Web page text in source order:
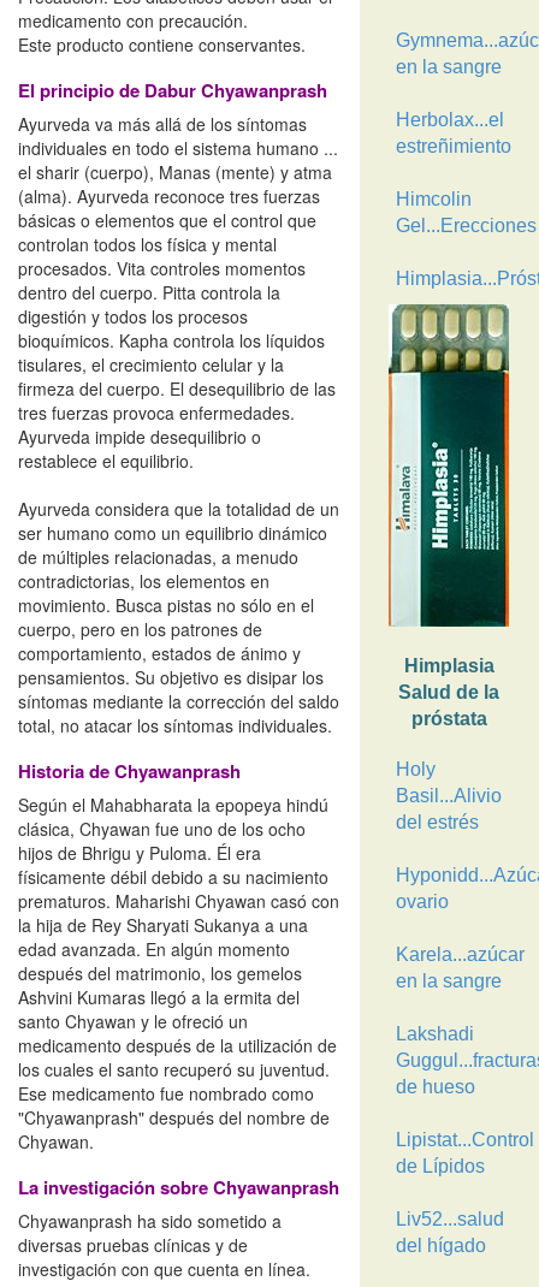
medicamento con precaución.
Este producto contiene conservantes.
El principio de Dabur Chyawanprash
Ayurveda va más allá de los síntomas
individuales en todo el sistema humano ...
el sharir (cuerpo), Manas (mente) y atma
(alma). Ayurveda reconoce tres fuerzas
básicas o elementos que el control que
controlan todos los física y mental
procesados. Vita controles momentos
dentro del cuerpo. Pitta controla la
digestión y todos los procesos
bioquímicos. Kapha controla los líquidos
tisulares, el crecimiento celular y la
firmeza del cuerpo. El desequilibrio de las
tres fuerzas provoca enfermedades.
Ayurveda impide desequilibrio o
restablece el equilibrio.
Ayurveda considera que la totalidad de un
ser humano como un equilibrio dinámico
de múltiples relacionadas, a menudo
contradictorias, los elementos en
movimiento. Busca pistas no sólo en el
cuerpo, pero en los patrones de
comportamiento, estados de ánimo y
pensamientos. Su objetivo es disipar los
síntomas mediante la corrección del saldo
total, no atacar los síntomas individuales.
Historia de Chyawanprash
Según el Mahabharata la epopeya hindú
clásica, Chyawan fue uno de los ocho
hijos de Bhrigu y Puloma. Él era
físicamente débil debido a su nacimiento
prematuros. Maharishi Chyawan casó con
la hija de Rey Sharyati Sukanya a una
edad avanzada. En algún momento
después del matrimonio, los gemelos
Ashvini Kumaras llegó a la ermita del
santo Chyawan y le ofreció un
medicamento después de la utilización de
los cuales el santo recuperó su juventud.
Ese medicamento fue nombrado como
"Chyawanprash" después del nombre de
Chyawan.
La investigación sobre Chyawanprash
Chyawanprash ha sido sometido a
diversas pruebas clínicas y de
investigación con que cuenta en línea.
en la sangre
Herbolax...el
estreñimiento
Himcolin
Gel...Erecciones
Himplasia
Salud de la
próstata
Holy
Basil...Alivio
del estrés
ovario
Karela...azúcar
en la sangre
Lakshadi
de hueso
Lipistat...Control
de Lípidos
Liv52...salud
del hígado